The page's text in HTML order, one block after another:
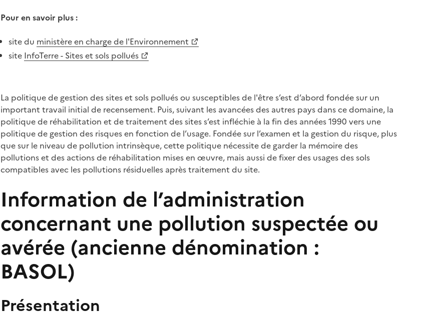
Pour en savoir plus :
site du ministère en charge de l'Environnement
site InfoTerre - Sites et sols pollués
La politique de gestion des sites et sols pollués ou susceptibles de l'être s’est d’abord fondée sur un
important travail initial de recensement. Puis, suivant les avancées des autres pays dans ce domaine, la
politique de réhabilitation et de traitement des sites s’est infléchie à la fin des années 1990 vers une
politique de gestion des risques en fonction de l’usage. Fondée sur l’examen et la gestion du risque, plus
que sur le niveau de pollution intrinsèque, cette politique nécessite de garder la mémoire des
pollutions et des actions de réhabilitation mises en œuvre, mais aussi de fixer des usages des sols
compatibles avec les pollutions résiduelles après traitement du site.
Information de l’administration
concernant une pollution suspectée ou
avérée (ancienne dénomination :
BASOL)
Présentation